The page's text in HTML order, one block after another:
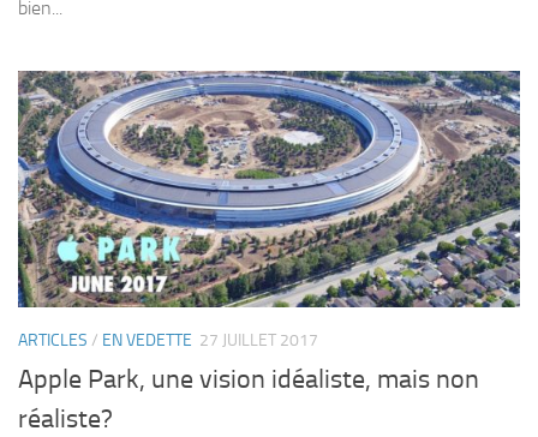
bien...
ARTICLES / EN VEDETTE 27 JUILLET 2017
Apple Park, une vision idéaliste, mais non
réaliste?